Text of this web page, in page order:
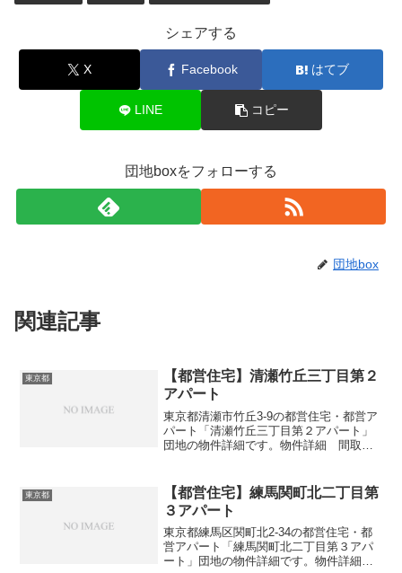
シェアする
X Facebook はてブ
LINE コピー
団地boxをフォローする
団地box
関連記事
東京都
【都営住宅】清瀬竹丘三丁目第２
アパート
東京都清瀬市竹丘3-9の都営住宅・都営ア
パート「清瀬竹丘三丁目第２アパート」
団地の物件詳細です。物件詳細 間取
取り3DK広さ・面積63㎡建設年度築年数
1995交通・...
東京都
【都営住宅】練馬関町北二丁目第
３アパート
東京都練馬区関町北2-34の都営住宅・都
営アパート「練馬関町北二丁目第３アパ
ート」団地の物件詳細です。物件詳細